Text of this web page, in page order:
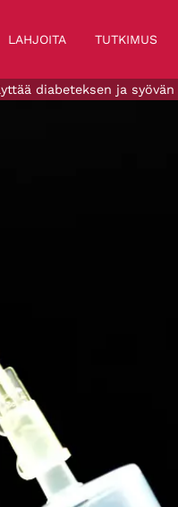
LAHJOITA TUTKIMUS
diabeteksen ja